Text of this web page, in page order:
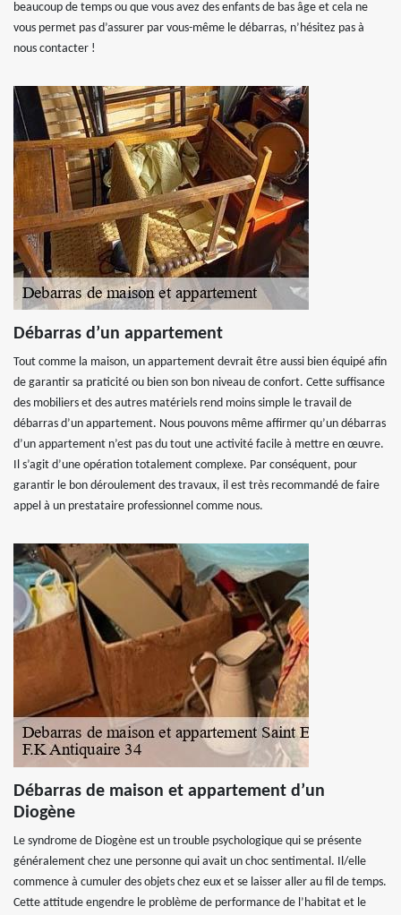
beaucoup de temps ou que vous avez des enfants de bas âge et cela ne
vous permet pas d’assurer par vous-même le débarras, n’hésitez pas à
nous contacter !
Débarras d’un appartement
Tout comme la maison, un appartement devrait être aussi bien équipé afin
de garantir sa praticité ou bien son bon niveau de confort. Cette suffisance
des mobiliers et des autres matériels rend moins simple le travail de
débarras d’un appartement. Nous pouvons même affirmer qu’un débarras
d’un appartement n’est pas du tout une activité facile à mettre en œuvre.
Il s’agit d’une opération totalement complexe. Par conséquent, pour
garantir le bon déroulement des travaux, il est très recommandé de faire
appel à un prestataire professionnel comme nous.
Débarras de maison et appartement d’un
Diogène
Le syndrome de Diogène est un trouble psychologique qui se présente
généralement chez une personne qui avait un choc sentimental. Il/elle
commence à cumuler des objets chez eux et se laisser aller au fil de temps.
Cette attitude engendre le problème de performance de l’habitat et le